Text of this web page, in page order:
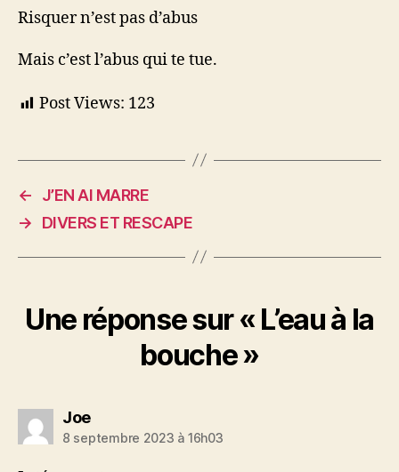
Risquer n’est pas d’abus
Mais c’est l’abus qui te tue.
Post Views: 123
←
J’EN AI MARRE
→
DIVERS ET RESCAPE
Une réponse sur « L’eau à la
bouche »
Joedit :
8 septembre 2023 à 16h03